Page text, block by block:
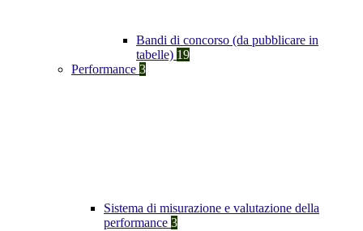
Bandi di concorso (da pubblicare in
tabelle) 19
Performance 3
Sistema di misurazione e valutazione della
performance 3